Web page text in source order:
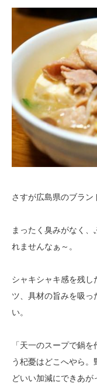
さすが広島県のブラン
まったく臭みがなく
れませんなぁ～。
シャキシャキ感を残
ツ、具材の旨みを吸っ
い。
「天一のスープで鍋
う杞憂はどこへやら。
どいい加減にできあが